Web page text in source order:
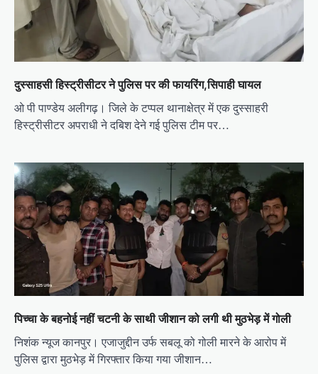
दुस्साहसी हिस्ट्रीसीटर ने पुलिस पर की फायरिंग,सिपाही घायल
ओ पी पाण्डेय अलीगढ़। जिले के टप्पल थानाक्षेत्र में एक दुस्साहरी
हिस्ट्रीसीटर अपराधी ने दबिश देने गई पुलिस टीम पर…
पिच्चा के बहनोई नहीं चटनी के साथी जीशान को लगी थी मुठभेड़ में गोली
निशंक न्यूज कानपुर। एजाजुद्दीन उर्फ सबलू को गोली मारने के आरोप में
पुलिस द्वारा मुठभेड़ में गिरफ्तार किया गया जीशान…